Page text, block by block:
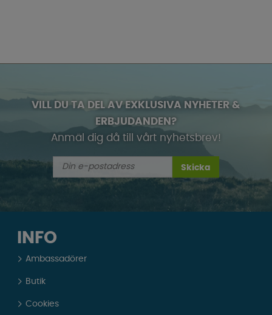
VILL DU TA DEL AV EXKLUSIVA NYHETER &
ERBJUDANDEN?
Anmäl dig då till vårt nyhetsbrev!
Skicka
INFO
Ambassadörer
Butik
Cookies